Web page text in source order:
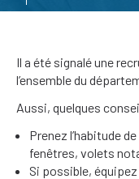
Il a été signalé une
l’ensemble du
Aussi, quelques
Prenez l’habitude
fenêtres, volets
Si possible,